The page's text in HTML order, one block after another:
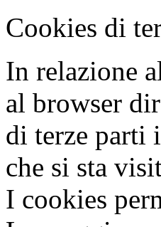
Cookies di
In relazione
al browser
di terze parti
che si sta
I cookies